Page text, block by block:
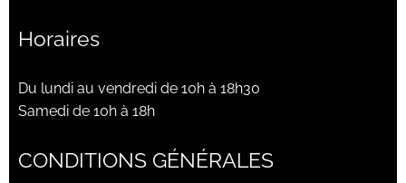
Shop
Validation
Horaires
Du lundi au vendredi de 10h à 18h30
Samedi de 10h à 18h
CONDITIONS GÉNÉRALES